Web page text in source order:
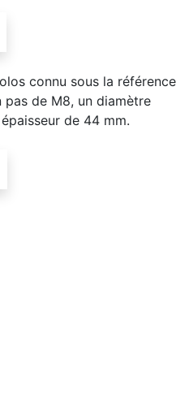
connu sous la référence
de M8, un diamètre
de 44 mm.